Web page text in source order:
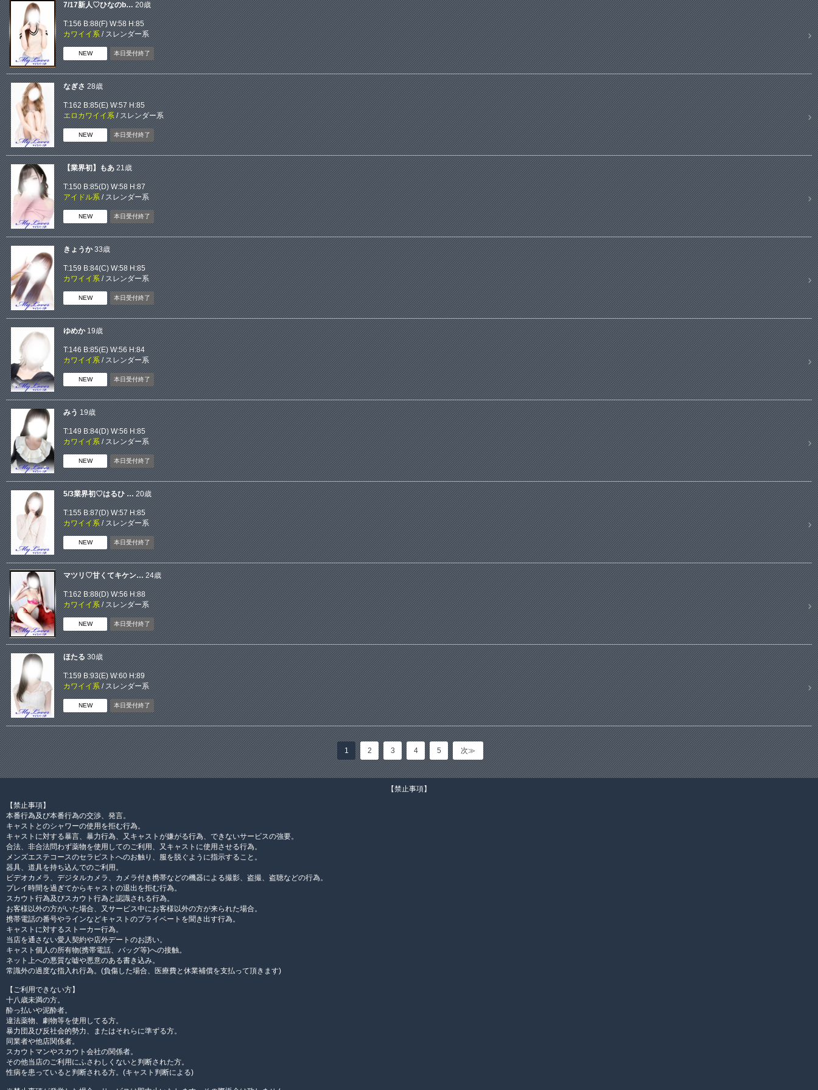
7/17新人♡ひなのb… 20歳
T:156 B:88(F)W:58 H:85
カワイイ系/スレンダー系
NEW 本日受付終了
なぎさ 28歳
T:162 B:85(E)W:57 H:85
エロカワイイ系/スレンダー系
NEW 本日受付終了
【業界初】もあ 21歳
T:150 B:85(D)W:58 H:87
アイドル系/スレンダー系
NEW 本日受付終了
きょうか 33歳
T:159 B:84(C)W:58 H:85
カワイイ系/スレンダー系
NEW 本日受付終了
ゆめか 19歳
T:146 B:85(E)W:56 H:84
カワイイ系/スレンダー系
NEW 本日受付終了
みう 19歳
T:149 B:84(D)W:56 H:85
カワイイ系/スレンダー系
NEW 本日受付終了
5/3業界初♡はるひ … 20歳
T:155 B:87(D)W:57 H:85
カワイイ系/スレンダー系
NEW 本日受付終了
マツリ♡甘くてキケン… 24歳
T:162 B:88(D)W:56 H:88
カワイイ系/スレンダー系
NEW 本日受付終了
ほたる 30歳
T:159 B:93(E)W:60 H:89
カワイイ系/スレンダー系
NEW 本日受付終了
1 2 3 4 5 次≫
【禁止事項】
【禁止事項】
本番行為及び本番行為の交渉、発言。
キャストとのシャワーの使用を拒む行為。
キャストに対する暴言、暴力行為、又キャストが嫌がる行為、できないサービスの強要。
合法、非合法問わず薬物を使用してのご利用、又キャストに使用させる行為。
メンズエステコースのセラピストへのお触り、服を脱ぐように指示すること。
器具、道具を持ち込んでのご利用。
ビデオカメラ、デジタルカメラ、カメラ付き携帯などの機器による撮影、盗撮、盗聴などの行為。
プレイ時間を過ぎてからキャストの退出を拒む行為。
スカウト行為及びスカウト行為と認識される行為。
お客様以外の方がいた場合、又サービス中にお客様以外の方が来られた場合。
携帯電話の番号やラインなどキャストのプライベートを聞き出す行為。
キャストに対するストーカー行為。
当店を通さない愛人契約や店外デートのお誘い。
キャスト個人の所有物(携帯電話、バッグ等)への接触。
ネット上への悪質な嘘や悪意のある書き込み。
常識外の過度な指入れ行為。(負傷した場合、医療費と休業補償を支払って頂きます)
【ご利用できない方】
十八歳未満の方。
酔っ払いや泥酔者。
違法薬物、劇物等を使用してる方。
暴力団及び反社会的勢力、またはそれらに準ずる方。
同業者や他店関係者。
スカウトマンやスカウト会社の関係者。
その他当店のご利用にふさわしくないと判断された方。
性病を患っていると判断される方。(キャスト判断による)